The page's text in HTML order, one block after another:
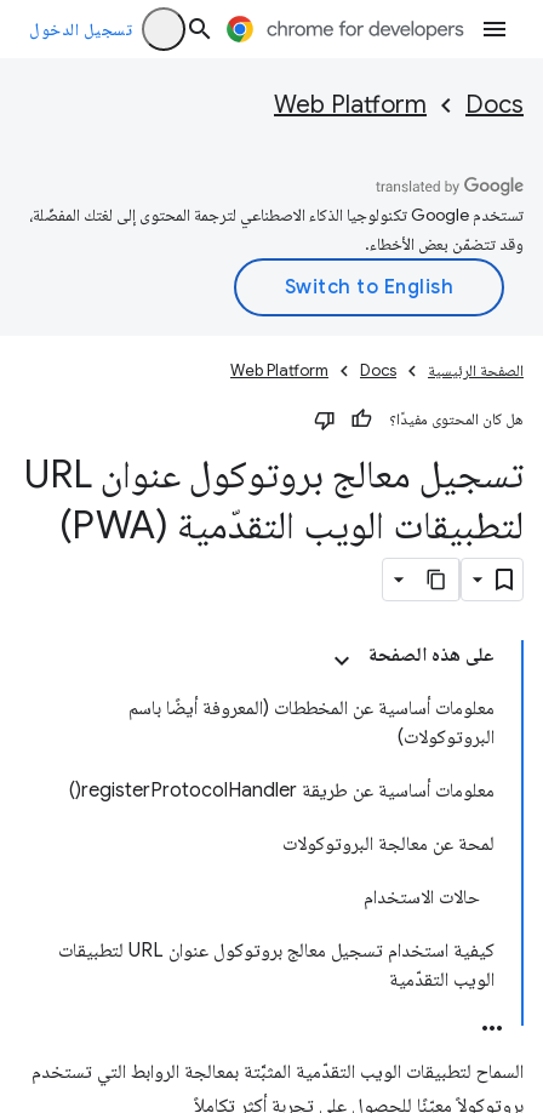
تسجيل الدخول
Docs
Web Platform
تستخدم Google تكنولوجيا الذكاء الاصطناعي لترجمة المحتوى إلى لغتك المفضّلة،
وقد تتضمّن بعض الأخطاء.
الصفحة الرئيسية Docs
Web Platform
هل كان المحتوى مفيدًا؟
تسجيل معالج بروتوكول عنوان URL
لتطبيقات الويب التقدّمية (PWA)
على هذه الصفحة
معلومات أساسية عن المخططات (المعروفة أيضًا باسم
البروتوكولات)
معلومات أساسية عن طريقة registerProtocolHandler()
لمحة عن معالجة البروتوكولات
حالات الاستخدام
كيفية استخدام تسجيل معالج بروتوكول عنوان URL لتطبيقات
الويب التقدّمية
السماح لتطبيقات الويب التقدّمية المثبَّتة بمعالجة الروابط التي تستخدم
بروتوكولاً معيّنًا للحصول على تجربة أكثر تكاملاً